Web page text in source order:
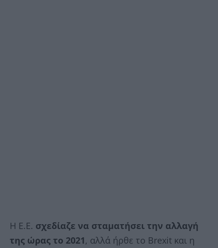
Η Ε.Ε. σχεδίαζε να σταματήσει την αλλαγή
της ώρας το 2021, αλλά ήρθε το Brexit και η